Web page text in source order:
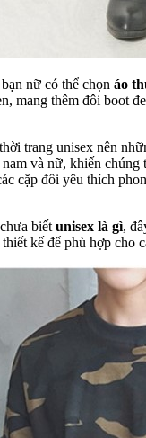
nữ có thể chọn áo
mang thêm đôi boot
trang unisex nên
và nữ, khiến chúng
cặp đôi yêu thích
biết unisex là gì,
kế để phù hợp cho